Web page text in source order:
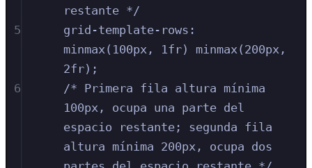
restante */
5
grid-template-rows :
minmax( 100px , 1fr) minmax( 200px ,
2fr) ;
6
/* Primera fila altura mínima
100px, ocupa una parte del
espacio restante; segunda fila
altura mínima 200px, ocupa dos